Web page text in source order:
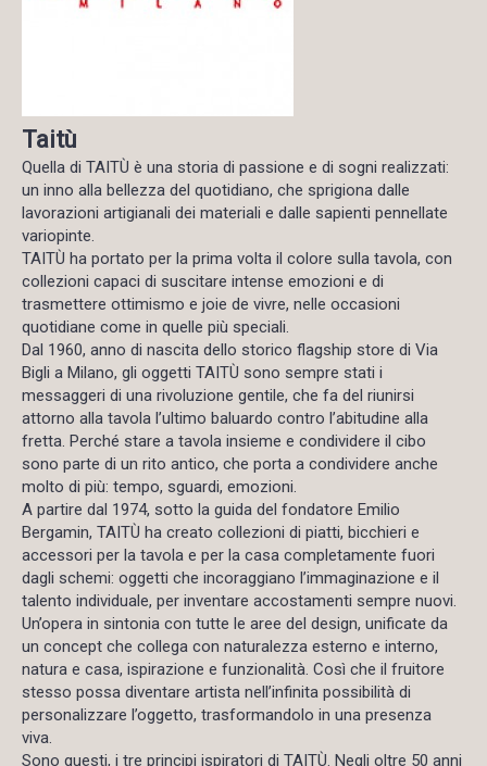
Taitù
Quella di TAITÙ è una storia di passione e di sogni realizzati:
un inno alla bellezza del quotidiano, che sprigiona dalle
lavorazioni artigianali dei materiali e dalle sapienti pennellate
variopinte.
TAITÙ ha portato per la prima volta il colore sulla tavola, con
collezioni capaci di suscitare intense emozioni e di
trasmettere ottimismo e joie de vivre, nelle occasioni
quotidiane come in quelle più speciali.
Dal 1960, anno di nascita dello storico flagship store di Via
Bigli a Milano, gli oggetti TAITÙ sono sempre stati i
messaggeri di una rivoluzione gentile, che fa del riunirsi
attorno alla tavola l’ultimo baluardo contro l’abitudine alla
fretta. Perché stare a tavola insieme e condividere il cibo
sono parte di un rito antico, che porta a condividere anche
molto di più: tempo, sguardi, emozioni.
A partire dal 1974, sotto la guida del fondatore Emilio
Bergamin, TAITÙ ha creato collezioni di piatti, bicchieri e
accessori per la tavola e per la casa completamente fuori
dagli schemi: oggetti che incoraggiano l’immaginazione e il
talento individuale, per inventare accostamenti sempre nuovi.
Un’opera in sintonia con tutte le aree del design, unificate da
un concept che collega con naturalezza esterno e interno,
natura e casa, ispirazione e funzionalità. Così che il fruitore
stesso possa diventare artista nell’infinita possibilità di
personalizzare l’oggetto, trasformandolo in una presenza
viva.
Sono questi, i tre principi ispiratori di TAITÙ. Negli oltre 50 anni